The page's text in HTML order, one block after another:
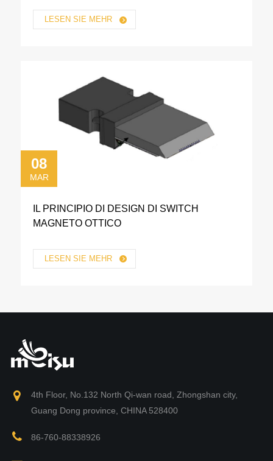
LESEN SIE MEHR
08
MAR
IL PRINCIPIO DI DESIGN DI SWITCH
MAGNETO OTTICO
LESEN SIE MEHR
4th Floor, No.132 North Qi-wan road, Zhongshan city,
Guang Dong province, CHINA 528400
86-760-88338926